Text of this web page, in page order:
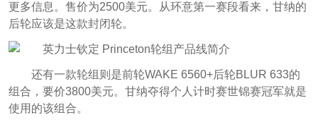
更多信息。售价为2500美元。从环意第一赛段看来，甘纳的
后轮应该是这款封闭轮。
还有一款轮组则是前轮WAKE 6560+后轮BLUR 633的
组合，要价3800美元。甘纳夺得个人计时赛世锦赛冠军就是
使用的该组合。